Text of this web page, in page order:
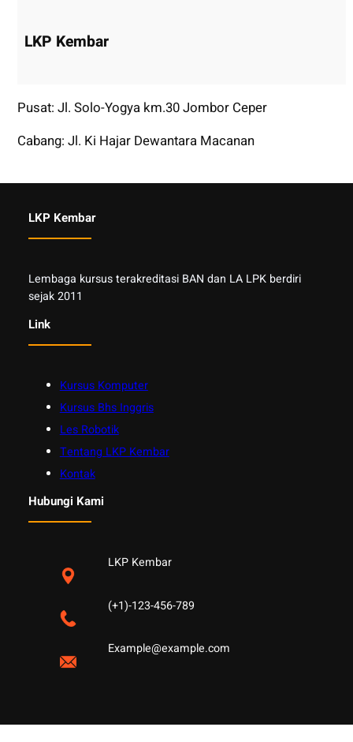
LKP Kembar
Pusat: Jl. Solo-Yogya km.30 Jombor Ceper
Cabang: Jl. Ki Hajar Dewantara Macanan
LKP Kembar
Lembaga kursus terakreditasi BAN dan LA LPK berdiri
sejak 2011
Link
Kursus Komputer
Kursus Bhs Inggris
Les Robotik
Tentang LKP Kembar
Kontak
Hubungi Kami
LKP Kembar
(+1)-123-456-789
Example@example.com